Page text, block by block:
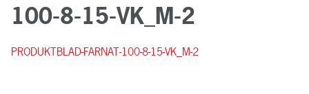
100-8-15-VK_M-2
PRODUKTBLAD-FARNAT-100-8-15-VK_M-2